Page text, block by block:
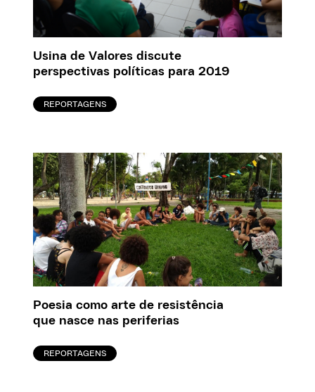
Usina de Valores discute
perspectivas políticas para 2019
REPORTAGENS
Poesia como arte de resistência
que nasce nas periferias
REPORTAGENS